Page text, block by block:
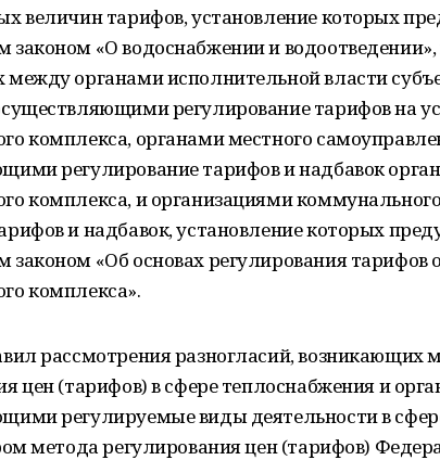
величин тарифов, установление которых
«О водоснабжении и водоотведении»,
органами исполнительной власти
регулирование тарифов на
комплекса, органами местного
регулирование тарифов и надбавок
комплекса, и организациями
и надбавок, установление которых
«Об основах регулирования тарифов
комплекса».
рассмотрения разногласий, возникающих
цен (тарифов) в сфере теплоснабжения и
регулируемые виды деятельности в
метода регулирования цен (тарифов)